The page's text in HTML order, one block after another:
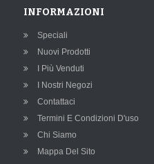
INFORMAZIONI
Speciali
Nuovi Prodotti
I Più Venduti
I Nostri Negozi
Contattaci
Termini E Condizioni D'uso
Chi Siamo
Mappa Del Sito